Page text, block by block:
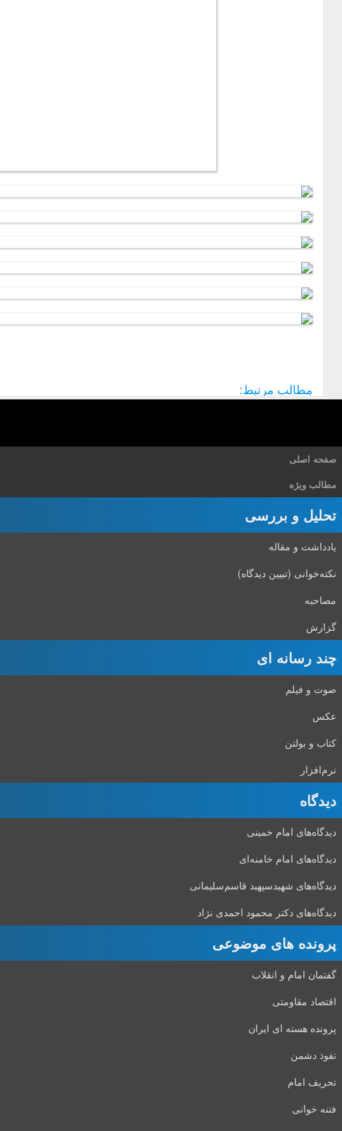
مطالب مرتبط:
صفحه اصلی
مطالب ویژه
تحلیل و بررسی
یادداشت و مقاله
نکته‌خوانی (تبیین دیدگاه)
مصاحبه
گزارش
چند رسانه ای
صوت و فیلم
عکس
کتاب و بولتن
نرم‌افزار
دیدگاه‌
دیدگاه‌های امام خمینی
دیدگاه‌های امام خامنه‌ای
دیدگاه‌های شهید‌سپهبد قاسم‌سلیمانی
دیدگاه‌های دکتر محمود احمدی نژاد
پرونده های موضوعی
گفتمان امام و انقلاب
اقتصاد مقاومتی
پرونده هسته ای ایران
نفوذ دشمن
تحریف امام
فتنه خوانی